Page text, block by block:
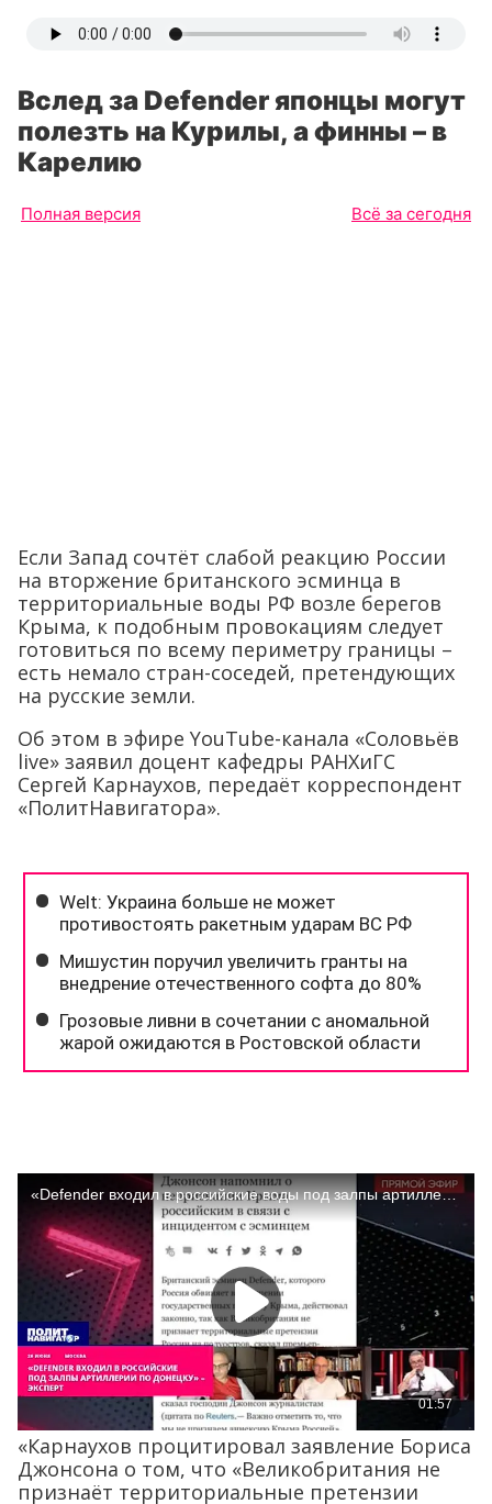
Вслед за Defender японцы могут
полезть на Курилы, а финны – в
Карелию
Полная версия Всё за сегодня
Если Запад сочтёт слабой реакцию России
на вторжение британского эсминца в
территориальные воды РФ возле берегов
Крыма, к подобным провокациям следует
готовиться по всему периметру границы –
есть немало стран-соседей, претендующих
на русские земли.
Об этом в эфире YouTube-канала «Соловьёв
live» заявил доцент кафедры РАНХиГС
Сергей Карнаухов, передаёт корреспондент
«ПолитНавигатора».
«Карнаухов процитировал заявление Бориса
Джонсона о том, что «Великобритания не
признаёт территориальные претензии